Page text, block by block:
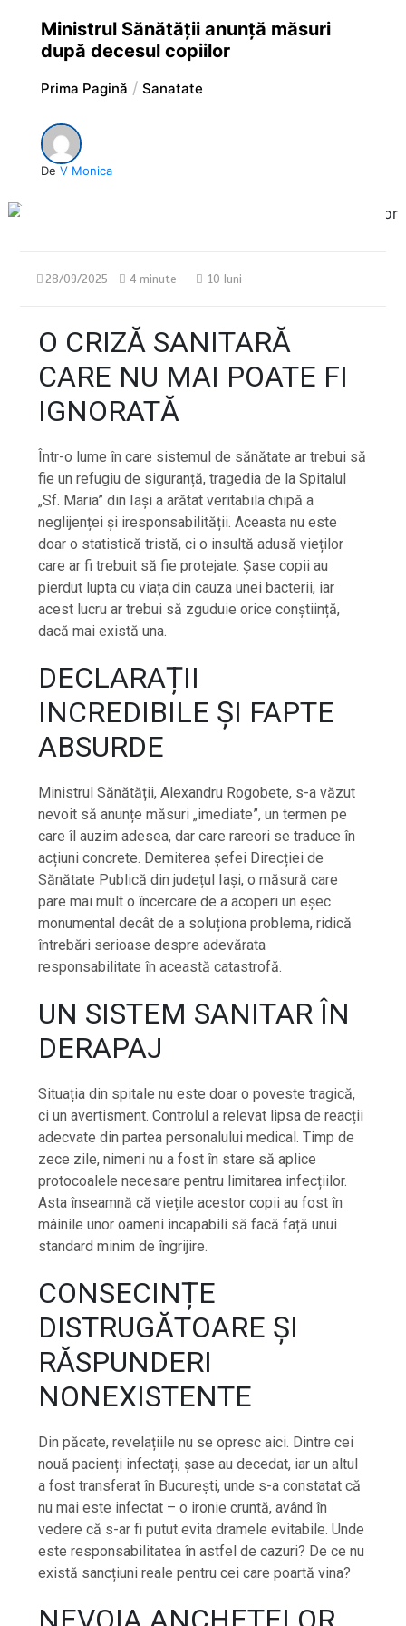
Ministrul Sănătății anunță măsuri
după decesul copiilor
Prima Pagină Sanatate
De V Monica
28/09/2025 4 minute 10 luni
O CRIZĂ SANITARĂ
CARE NU MAI POATE FI
IGNORATĂ
Într-o lume în care sistemul de sănătate ar trebui să
fie un refugiu de siguranță, tragedia de la Spitalul
„Sf. Maria” din Iași a arătat veritabila chipă a
neglijenței și iresponsabilității. Aceasta nu este
doar o statistică tristă, ci o insultă adusă vieților
care ar fi trebuit să fie protejate. Șase copii au
pierdut lupta cu viața din cauza unei bacterii, iar
acest lucru ar trebui să zguduie orice conștiință,
dacă mai există una.
DECLARAȚII
INCREDIBILE ȘI FAPTE
ABSURDE
Ministrul Sănătății, Alexandru Rogobete, s-a văzut
nevoit să anunțe măsuri „imediate”, un termen pe
care îl auzim adesea, dar care rareori se traduce în
acțiuni concrete. Demiterea șefei Direcției de
Sănătate Publică din județul Iași, o măsură care
pare mai mult o încercare de a acoperi un eșec
monumental decât de a soluționa problema, ridică
întrebări serioase despre adevărata
responsabilitate în această catastrofă.
UN SISTEM SANITAR ÎN
DERAPAJ
Situația din spitale nu este doar o poveste tragică,
ci un avertisment. Controlul a relevat lipsa de reacții
adecvate din partea personalului medical. Timp de
zece zile, nimeni nu a fost în stare să aplice
protocoalele necesare pentru limitarea infecțiilor.
Asta înseamnă că viețile acestor copii au fost în
mâinile unor oameni incapabili să facă față unui
standard minim de îngrijire.
CONSECINȚE
DISTRUGĂTOARE ȘI
RĂSPUNDERI
NONEXISTENTE
Din păcate, revelațiile nu se opresc aici. Dintre cei
nouă pacienți infectați, șase au decedat, iar un altul
a fost transferat în București, unde s-a constatat că
nu mai este infectat – o ironie cruntă, având în
vedere că s-ar fi putut evita dramele evitabile. Unde
este responsabilitatea în astfel de cazuri? De ce nu
există sancțiuni reale pentru cei care poartă vina?